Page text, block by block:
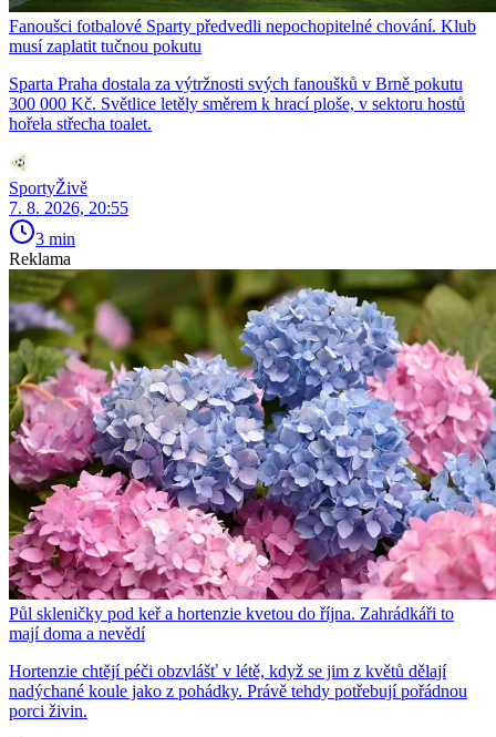
Fanoušci fotbalové Sparty předvedli nepochopitelné chování. Klub
musí zaplatit tučnou pokutu
Sparta Praha dostala za výtržnosti svých fanoušků v Brně pokutu
300 000 Kč. Světlice letěly směrem k hrací ploše, v sektoru hostů
hořela střecha toalet.
SportyŽivě
7. 8. 2026, 20:55
3 min
Reklama
Půl skleničky pod keř a hortenzie kvetou do října. Zahrádkáři to
mají doma a nevědí
Hortenzie chtějí péči obzvlášť v létě, když se jim z květů dělají
nadýchané koule jako z pohádky. Právě tehdy potřebují pořádnou
porci živin.